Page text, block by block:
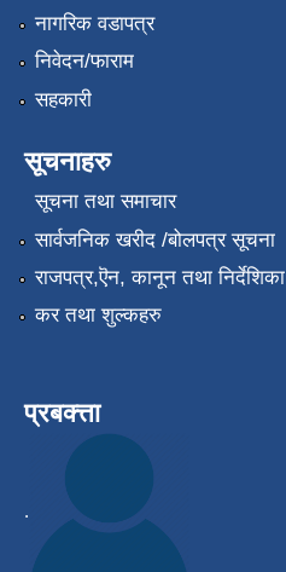
नागरिक वडापत्र
निवेदन/फाराम
सहकारी
सूचनाहरु
सूचना तथा समाचार
सार्वजनिक खरीद /बोलपत्र सूचना
राजपत्र,ऎन, कानून तथा निर्देशिका
कर तथा शुल्कहरु
प्रबक्त्ता
.